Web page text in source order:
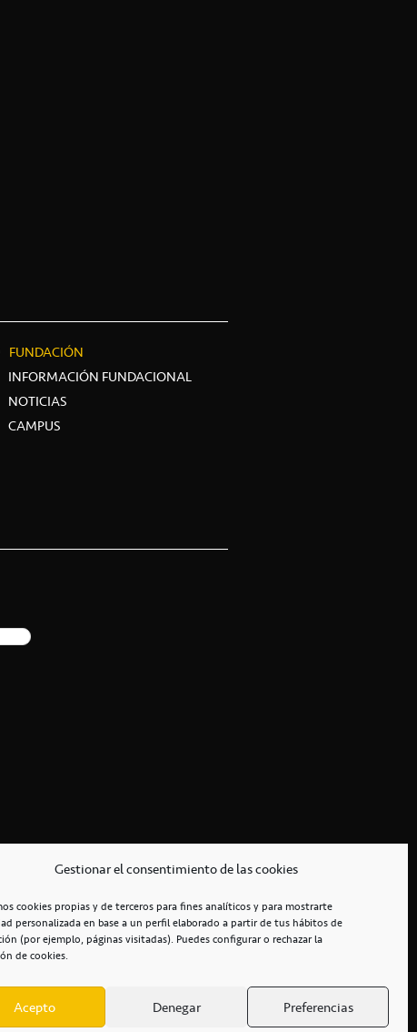
Gestionar el consentimiento de las cookies
cookies propias y de terceros para fines analíticos y para mostrarte
personalizada en base a un perfil elaborado a partir de tus hábitos de
(por ejemplo, páginas visitadas). Puedes configurar o rechazar la
de cookies.
Acepto Denegar Preferencias
FUNDACIÓN
INFORMACIÓN FUNDACIONAL
NOTICIAS
CAMPUS